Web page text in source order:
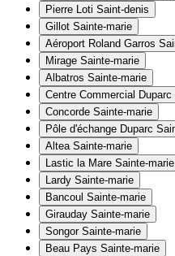
Pierre Loti Saint-denis
Gillot Sainte-marie
Aéroport Roland Garros
Mirage Sainte-marie
Albatros Sainte-marie
Centre Commercial Duparc
Concorde Sainte-marie
Pôle d'échange Duparc
Altea Sainte-marie
Lastic la Mare Sainte-marie
Lardy Sainte-marie
Bancoul Sainte-marie
Girauday Sainte-marie
Songor Sainte-marie
Beau Pays Sainte-marie